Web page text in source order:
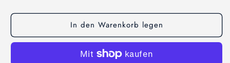
In den Warenkorb legen